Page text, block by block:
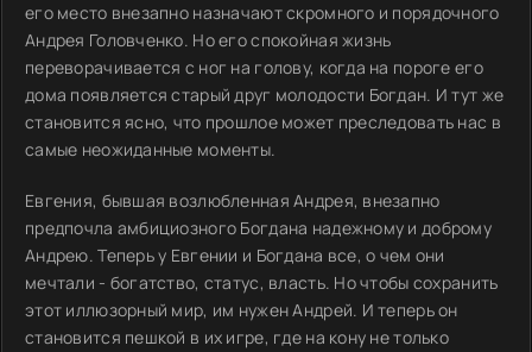
его место внезапно назначают скромного и порядочного
Андрея Головченко. Но его спокойная жизнь
переворачивается с ног на голову, когда на пороге его
дома появляется старый друг молодости Богдан. И тут же
становится ясно, что прошлое может преследовать нас в
самые неожиданные моменты.
Евгения, бывшая возлюбленная Андрея, внезапно
предпочла амбициозного Богдана надежному и доброму
Андрею. Теперь у Евгении и Богдана все, о чем они
мечтали - богатство, статус, власть. Но чтобы сохранить
этот иллюзорный мир, им нужен Андрей. И теперь он
становится пешкой в их игре, где на кону не только